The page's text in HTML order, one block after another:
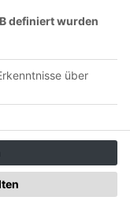
ihr uns Auphonic
macht die
am